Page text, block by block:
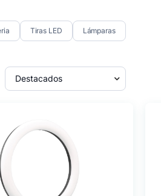
Tiras LED Lámparas